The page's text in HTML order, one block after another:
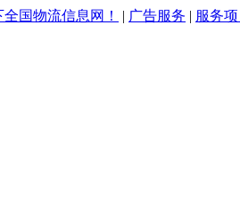
国物流信息网！ | 广告服务 | 服务